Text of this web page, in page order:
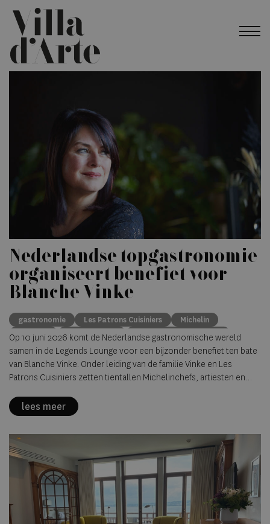
Nederlandse topgastronomie
organiseert benefiet voor
Blanche Vinke
gastronomie Les Patrons Cuisiniers
Michelin
benefiet
Blanche Vinke De Kromme Watergang
Op 10 juni 2026 komt de Nederlandse gastronomische wereld
samen in de Legends Lounge voor een bijzonder benefiet ten bate
van Blanche Vinke. Onder leiding van de familie Vinke en Les
Patrons Cuisiniers zetten tientallen Michelinchefs, artiesten en
noodzakelijke medische behandeling.
lees meer